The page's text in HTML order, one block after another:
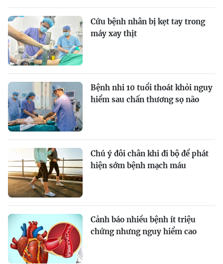
Cứu bệnh nhân bị kẹt tay trong
máy xay thịt
Bệnh nhi 10 tuổi thoát khỏi nguy
hiểm sau chấn thương sọ não
Chú ý đôi chân khi đi bộ để phát
hiện sớm bệnh mạch máu
Cảnh báo nhiều bệnh ít triệu
chứng nhưng nguy hiểm cao